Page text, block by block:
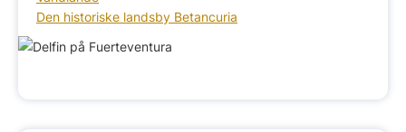
Den historiske landsby Betancuria